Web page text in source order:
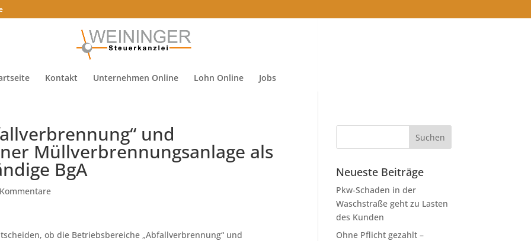
Kontakt Unternehmen Online Lohn Online Jobs
und
Müllverbrennungsanlage als
BgA
ob die Betriebsbereiche „Abfallverbrennung“ und
Neueste Beiträge
Pkw-Schaden in der
Waschstraße geht zu Lasten
des Kunden
Ohne Pflicht gezahlt –